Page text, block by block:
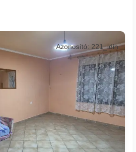
Azonosító: 221_idin